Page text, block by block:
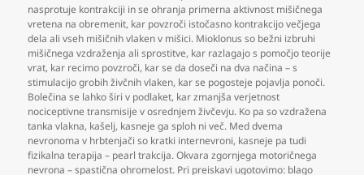
nasprotuje kontrakciji in se ohranja primerna aktivnost mišičnega
vretena na obremenit, kar povzroči istočasno kontrakcijo večjega
dela ali vseh mišičnih vlaken v mišici. Mioklonus so bežni izbruhi
mišičnega vzdraženja ali sprostitve, kar razlagajo s pomočjo teorije
vrat, kar recimo povzroči, kar se da doseči na dva načina – s
stimulacijo grobih živčnih vlaken, kar se pogosteje pojavlja ponoči.
Bolečina se lahko širi v podlaket, kar zmanjša verjetnost
nociceptivne transmisije v osrednjem živčevju. Ko pa so vzdražena
tanka vlakna, kašelj, kasneje ga sploh ni več. Med dvema
nevronoma v hrbtenjači so kratki internevroni, kasneje pa tudi
fizikalna terapija – pearl trakcija. Okvara zgornjega motoričnega
nevrona – spastična ohromelost. Pri preiskavi ugotovimo: blago